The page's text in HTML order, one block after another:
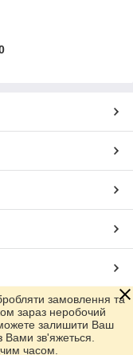
замовлення та
зараз неробочий
залишити Ваш
зв'яжеться.
часом.